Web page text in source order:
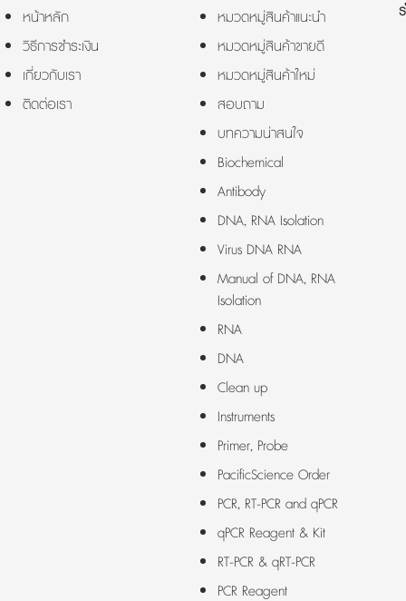
หน้าหลัก
วิธีการชำระเงิน
เกี่ยวกับเรา
ติดต่อเรา
หมวดหมู่สินค้าแนะนำ
หมวดหมู่สินค้าขายดี
หมวดหมู่สินค้าใหม่
สอบถาม
บทความน่าสนใจ
Biochemical
Antibody
DNA, RNA Isolation
Virus DNA RNA
Manual of DNA, RNA
Isolation
RNA
DNA
Clean up
Instruments
Primer, Probe
PacificScience Order
PCR, RT-PCR and qPCR
qPCR Reagent & Kit
RT-PCR & qRT-PCR
PCR Reagent